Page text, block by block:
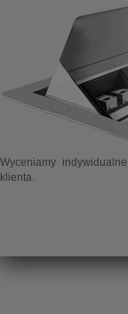
Wyceniamy
klienta.